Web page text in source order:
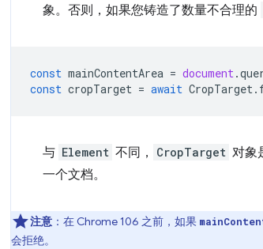
象。否则，如果您铸造了数量不合理的
const mainContentArea = document.
const cropTarget = await CropTarget.
与 Element 不同， CropTarget 对象
一个文档。
注意 ：在 Chrome 106 之前，如果
会拒绝。